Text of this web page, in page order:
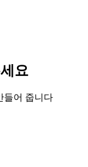
요
들어 줍니다